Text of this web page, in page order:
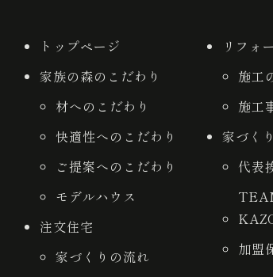
トップページ
家族の森のこだわり
材へのこだわり
快適性へのこだわり
ご提案へのこだわり
モデルハウス
注文住宅
家づくりの流れ
リフォ
施工
施工
家づく
代表
加盟